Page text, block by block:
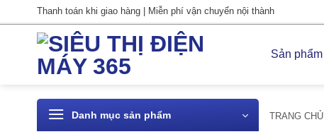
qua
Thanh toán khi giao hàng | Miễn phí vận chuyển nội thành
Sản phẩm
Danh mục sản phẩm TRANG CHỦ